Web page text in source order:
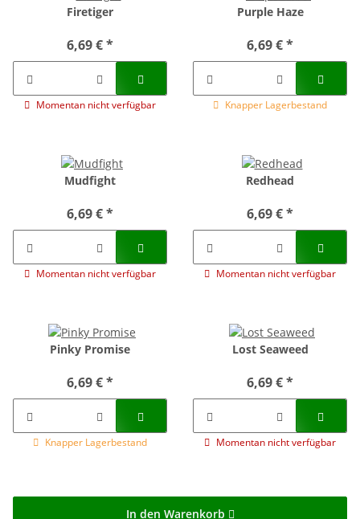
Firetiger
6,69 €*
Momentan nicht verfügbar
Purple Haze
6,69 €*
Knapper Lagerbestand
Mudfight
6,69 €*
Momentan nicht verfügbar
Redhead
6,69 €*
Momentan nicht verfügbar
Pinky Promise
6,69 €*
Knapper Lagerbestand
Lost Seaweed
6,69 €*
Momentan nicht verfügbar
In den Warenkorb